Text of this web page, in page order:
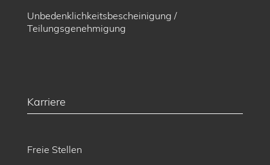
Unbedenklichkeitsbescheinigung /
Teilungsgenehmigung
Karriere
Freie Stellen